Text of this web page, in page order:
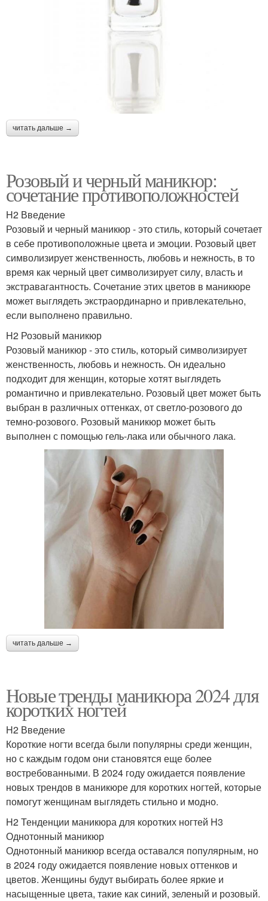
читать дальше →
Розовый и черный маникюр:
сочетание противоположностей
H2 Введение
Розовый и черный маникюр - это стиль, который сочетает
в себе противоположные цвета и эмоции. Розовый цвет
символизирует женственность, любовь и нежность, в то
время как черный цвет символизирует силу, власть и
экстравагантность. Сочетание этих цветов в маникюре
может выглядеть экстраординарно и привлекательно,
если выполнено правильно.
H2 Розовый маникюр
Розовый маникюр - это стиль, который символизирует
женственность, любовь и нежность. Он идеально
подходит для женщин, которые хотят выглядеть
романтично и привлекательно. Розовый цвет может быть
выбран в различных оттенках, от светло-розового до
темно-розового. Розовый маникюр может быть
выполнен с помощью гель-лака или обычного лака.
читать дальше →
Новые тренды маникюра 2024 для
коротких ногтей
H2 Введение
Короткие ногти всегда были популярны среди женщин,
но с каждым годом они становятся еще более
востребованными. В 2024 году ожидается появление
новых трендов в маникюре для коротких ногтей, которые
помогут женщинам выглядеть стильно и модно.
H2 Тенденции маникюра для коротких ногтей H3
Однотонный маникюр
Однотонный маникюр всегда оставался популярным, но
в 2024 году ожидается появление новых оттенков и
цветов. Женщины будут выбирать более яркие и
насыщенные цвета, такие как синий, зеленый и розовый.